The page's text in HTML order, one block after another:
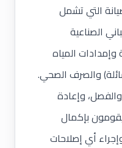
التي تشمل
الصناعية
وإمدادات المياه
والصرف الصحي.
وإعادة
بإكمال
أي إصلاحات